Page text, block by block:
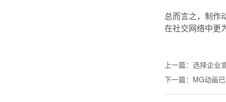
总而言之，制作
在社交网络中更
上一篇： 选择企业
下一篇： MG动画